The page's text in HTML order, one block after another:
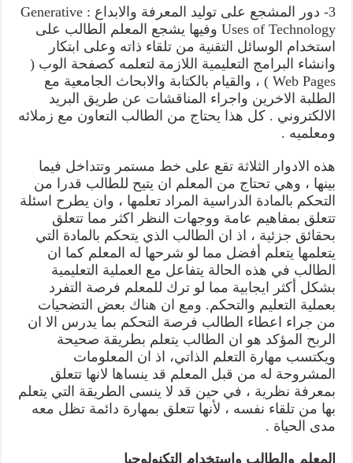
3- دور المشجع على توليد المعرفة والابداع : Generative
Uses of Technology وفيها يشجع المعلم الطالب على
استخدام الوسائل التقنية من تلقاء ذاته وعلى ابتكار
وانشاء البرامج التعليمية اللازمة لتعلمه كصفحة الوب (
Web Pages ) ، والقيام بالكتابة والابحاث الجامعية مع
الطلبة الاخرين واجراء المناقشات عن طريق البريد
الالكتروني . كل هذا يحتاج من الطالب التعاون مع زملائه
ومعلميه .
هذه الادوار الثلاثة تقع على خط مستمر وتتداخل فيما
بينها ، وهي تحتاج من المعلم ان يتيح للطالب قدرا من
التحكم بالمادة الدراسية المراد تعلمها ، وان يطرح اسئلة
تتعلق بمفاهيم عامة ووجهات النظر اكثر مما تتعلق
بحقائق جزئية ، اذ ان الطالب الذي يتحكم بالمادة التي
يتعلمها يتعلم أفضل مما لو شرحها له المعلم كما ان
الطالب في هذه الحالة يتفاعل مع العملية التعليمية
بشكل أكثر ايجابية مما لو ترك للمعلم فرصة التفرد
بعملية التعليم والتحكم. ومع ان هناك بعض التضحيات
من جراء اعطاء الطالب فرصة التحكم بما يدرس الا ان
الربح المؤكد هو ان الطالب يتعلم بطريقة صحيحة
ويكتسب مهارة التعلم الذاتي، اذ ان المعلومات
المشروحة له من قبل المعلم قد ينساها لانها تتعلق
بمعرفة نظرية ، في حين قد لا ينسى الطريقة التي يتعلم
بها من تلقاء نفسه ، لأنها تتعلق بمهارة دائمة تظل معه
مدى الحياة .
المعلم والطالب واستخدام التكنولوجيا